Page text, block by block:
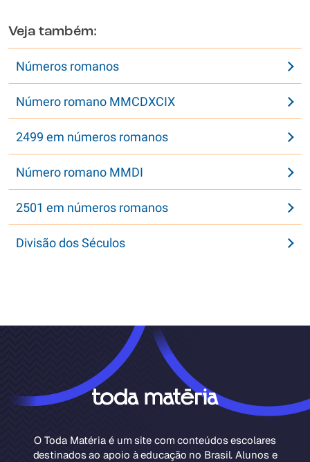
Veja também:
Números romanos
Número romano MMCDXCIX
2499 em números romanos
Número romano MMDI
2501 em números romanos
Divisão dos Séculos
O Toda Matéria é um site com conteúdos escolares
destinados ao apoio à educação no Brasil. Alunos e